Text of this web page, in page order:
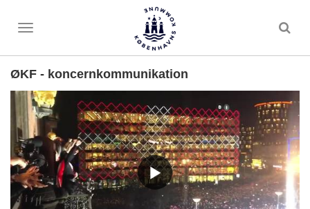
Toggle
ØKF - koncernkommunikation